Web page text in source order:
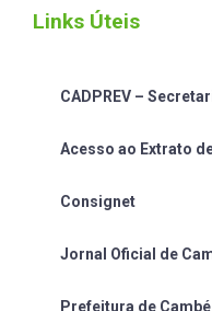
Links Úteis
CADPREV –
Acesso ao Extrato
Consignet
Jornal Oficial de
Prefeitura de Cambé